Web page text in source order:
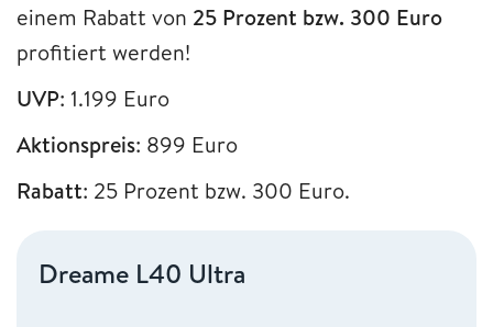
einem Rabatt von 25 Prozent bzw. 300 Euro
profitiert werden!
UVP: 1.199 Euro
Aktionspreis: 899 Euro
Rabatt: 25 Prozent bzw. 300 Euro.
Dreame L40 Ultra